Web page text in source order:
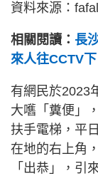
資料來源：
相關閱讀： 長
來人往CCTV
有網民於2023
大嚿「糞便」
扶手電梯，平
在地的右上角
「出恭」，引